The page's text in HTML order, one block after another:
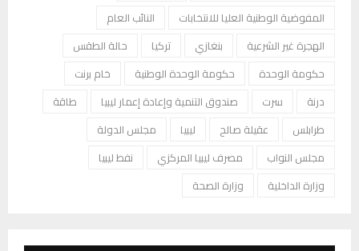
المفوضية الوطنية العليا للانتخابات
النائب العام
الهجرة غير الشرعية
بنغازي تركيا
حالة الطقس
حكومة الوحدة
حكومة الوحدة الوطنية
خام برنت
درنة
سرت صندوق التنمية وإعادة إعمار ليبيا
طاقة
طرابلس
عقيلة صالح ليبيا
مجلس الدولة
مجلس النواب
مصرف ليبيا المركزي
نفط ليبيا
وزارة الداخلية
وزارة الصحة